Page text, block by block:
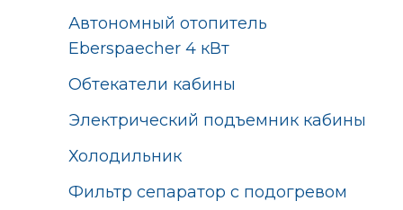
Автономный отопитель
Eberspaecher 4 кВт
Обтекатели кабины
Электрический подъемник кабины
Холодильник
Фильтр сепаратор с подогревом